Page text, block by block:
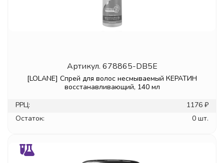
Артикул. 678865-DB5E
[LOLANE] Спрей для волос несмываемый КЕРАТИН
восстанавливающий, 140 мл
РРЦ:
1176 ₽
Остаток:
0 шт.